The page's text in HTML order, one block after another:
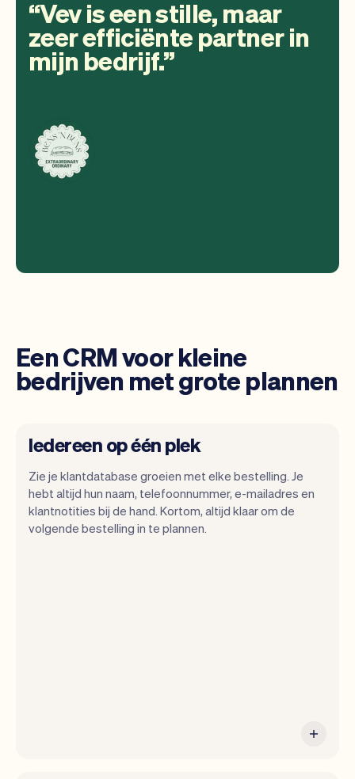
Vev is een stille, maar
zeer efficiënte partner in
mijn bedrijf.
Een CRM voor kleine
bedrijven met grote plannen
Iedereen op één plek
Zie je klantdatabase groeien met elke bestelling. Je
hebt altijd hun naam, telefoonnummer, e-mailadres en
klantnotities bij de hand. Kortom, altijd klaar om de
volgende bestelling in te plannen.
Met Vev kun je je focussen op je dag. Je